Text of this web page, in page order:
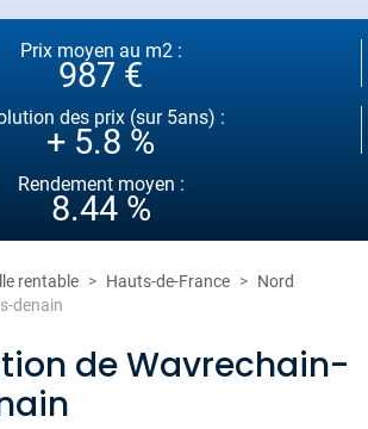
Prix moyen au m2 :
987 €
des prix (sur 5ans) :
+ 5.8 %
Rendement moyen :
8.44 %
rentable Hauts-de-France
Nord
denain
de Wavrechain-